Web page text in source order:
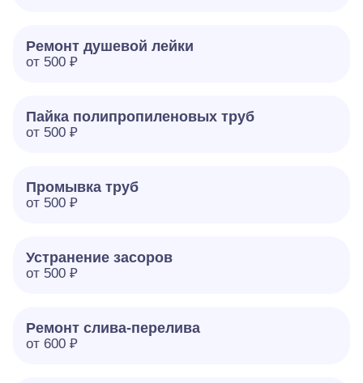
Ремонт душевой лейки
от 500 ₽
Пайка полипропиленовых труб
от 500 ₽
Промывка труб
от 500 ₽
Устранение засоров
от 500 ₽
Ремонт слива-перелива
от 600 ₽